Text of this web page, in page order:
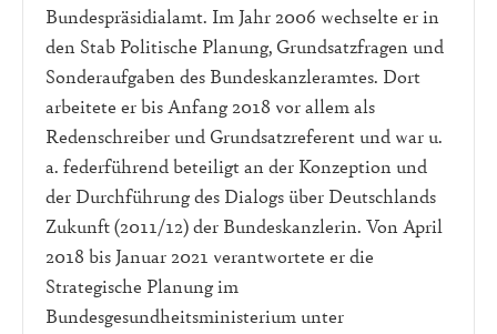
Bundespräsidialamt. Im Jahr 2006 wechselte er in
den Stab Politische Planung, Grundsatzfragen und
Sonderaufgaben des Bundeskanzleramtes. Dort
arbeitete er bis Anfang 2018 vor allem als
Redenschreiber und Grundsatzreferent und war u.
a. federführend beteiligt an der Konzeption und
der Durchführung des Dialogs über Deutschlands
Zukunft (2011/12) der Bundeskanzlerin. Von April
2018 bis Januar 2021 verantwortete er die
Strategische Planung im
Bundesgesundheitsministerium unter